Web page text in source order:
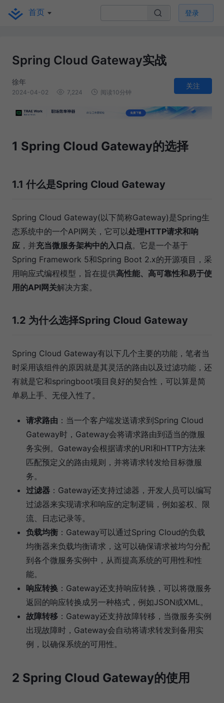
首页 登录
Spring Cloud Gateway实战
徐年
2024-04-02 7,224 阅读10分钟
关注
1 Spring Cloud Gateway的选择
1.1 什么是Spring Cloud Gateway
Spring Cloud Gateway(以下简称Gateway)是Spring生
态系统中的一个API网关，它可以处理HTTP请求和响
应 ，并充当微服务架构中的入口点。它是一个基于
Spring Framework 5和Spring Boot 2.x的开源项目，采
用响应式编程模型，旨在提供高性能、高可靠性和易于使
用的API网关解决方案。
1.2 为什么选择Spring Cloud Gateway
Spring Cloud Gateway有以下几个主要的功能，笔者当
时采用该组件的原因就是其灵活的路由以及过滤功能，还
有就是它和springboot项目良好的契合性，可以算是简
单易上手、无侵入性了。
请求路由 ：当一个客户端发送请求到Spring Cloud
Gateway时，Gateway会将请求路由到适当的微服
务实例。Gateway会根据请求的URI和HTTP方法来
匹配预定义的路由规则，并将请求转发给目标微服
务。
过滤器 ：Gateway还支持过滤器，开发人员可以编写
过滤器来实现请求和响应的定制逻辑，例如鉴权、限
流、日志记录等。
负载均衡 ：Gateway可以通过Spring Cloud的负载
均衡器来负载均衡请求，这可以确保请求被均匀分配
到各个微服务实例中，从而提高系统的可用性和性
能。
响应转换 ：Gateway还支持响应转换，可以将微服务
返回的响应转换成另一种格式，例如JSON或XML。
故障转移 ：Gateway还支持故障转移，当微服务实例
出现故障时，Gateway会自动将请求转发到备用实
例，以确保系统的可用性。
2 Spring Cloud Gateway的使用